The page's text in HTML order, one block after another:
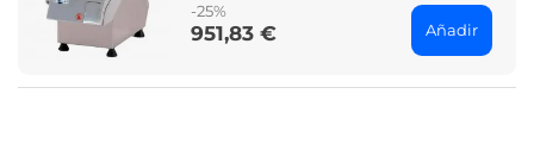
-25%
Price
951,83 € Añadir